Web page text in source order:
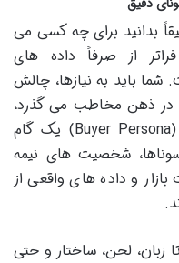
بدانید برای چه کسی می
از صرفاً داده های
باید به نیازها، چالش
در ذهن مخاطب می گذرد،
پی ببرید. ایجاد پرسونای مخاطب (Buyer Persona) یک گام
شخصیت های نیمه
و داده های واقعی از
زبان، لحن، ساختار و حتی